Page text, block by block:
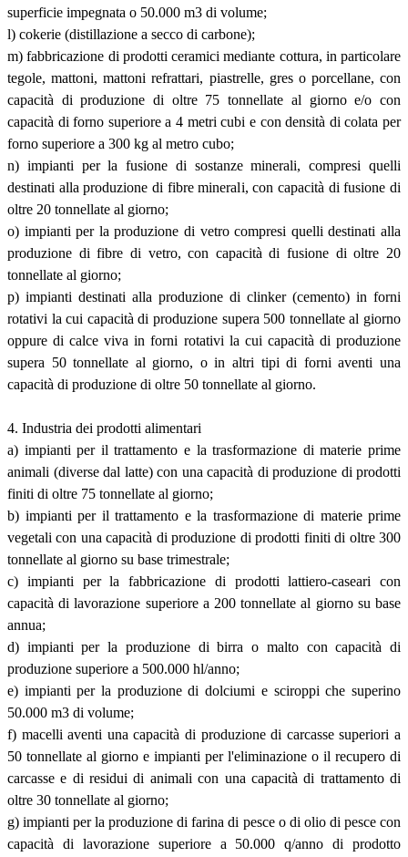
superficie impegnata o 50.000 m3 di volume;
l) cokerie (distillazione a secco di carbone);
m) fabbricazione di prodotti ceramici mediante cottura, in particolare
tegole, mattoni, mattoni refrattari, piastrelle, gres o porcellane, con
capacità di produzione di oltre 75 tonnellate al giorno e/o con
capacità di forno superiore a 4 metri cubi e con densità di colata per
forno superiore a 300 kg al metro cubo;
n) impianti per la fusione di sostanze minerali, compresi quelli
destinati alla produzione di fibre minerali, con capacità di fusione di
oltre 20 tonnellate al giorno;
o) impianti per la produzione di vetro compresi quelli destinati alla
produzione di fibre di vetro, con capacità di fusione di oltre 20
tonnellate al giorno;
p) impianti destinati alla produzione di clinker (cemento) in forni
rotativi la cui capacità di produzione supera 500 tonnellate al giorno
oppure di calce viva in forni rotativi la cui capacità di produzione
supera 50 tonnellate al giorno, o in altri tipi di forni aventi una
capacità di produzione di oltre 50 tonnellate al giorno.
4. Industria dei prodotti alimentari
a) impianti per il trattamento e la trasformazione di materie prime
animali (diverse dal latte) con una capacità di produzione di prodotti
finiti di oltre 75 tonnellate al giorno;
b) impianti per il trattamento e la trasformazione di materie prime
vegetali con una capacità di produzione di prodotti finiti di oltre 300
tonnellate al giorno su base trimestrale;
c) impianti per la fabbricazione di prodotti lattiero-caseari con
capacità di lavorazione superiore a 200 tonnellate al giorno su base
annua;
d) impianti per la produzione di birra o malto con capacità di
produzione superiore a 500.000 hl/anno;
e) impianti per la produzione di dolciumi e sciroppi che superino
50.000 m3 di volume;
f) macelli aventi una capacità di produzione di carcasse superiori a
50 tonnellate al giorno e impianti per l'eliminazione o il recupero di
carcasse e di residui di animali con una capacità di trattamento di
oltre 30 tonnellate al giorno;
g) impianti per la produzione di farina di pesce o di olio di pesce con
capacità di lavorazione superiore a 50.000 q/anno di prodotto